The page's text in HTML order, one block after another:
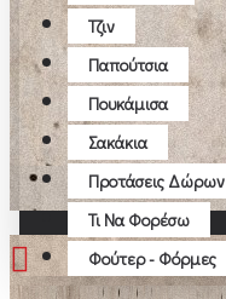
Τζιν
Παπούτσια
Πουκάμισα
Σακάκια
Προτάσεις Δώρων
Τι Να Φορέσω
Φούτερ - Φόρμες